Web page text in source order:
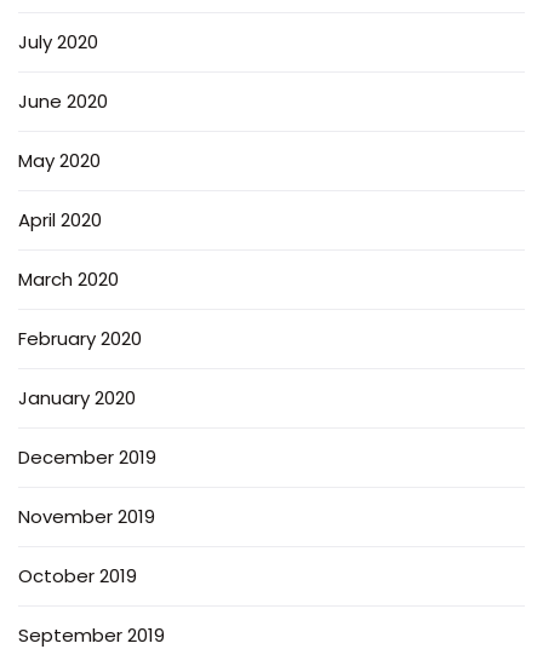
July 2020
June 2020
May 2020
April 2020
March 2020
February 2020
January 2020
December 2019
November 2019
October 2019
September 2019